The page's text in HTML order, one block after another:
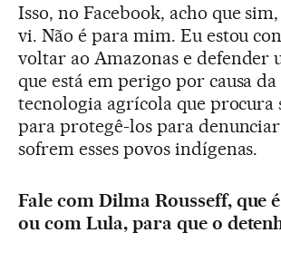
Isso, no Facebook, acho que
vi. Não é para mim. Eu estou
voltar ao Amazonas e defender
que está em perigo por causa
tecnologia agrícola que procura
para protegê-los para denunciar
sofrem esses povos indígenas.
Fale com Dilma Rousseff, que
ou com Lula, para que o